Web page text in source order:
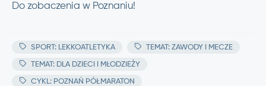
Do zobaczenia w Poznaniu!
SPORT: LEKKOATLETYKA TEMAT: ZAWODY I MECZE
TEMAT: DLA DZIECI I MŁODZIEŻY
CYKL: POZNAŃ PÓŁMARATON